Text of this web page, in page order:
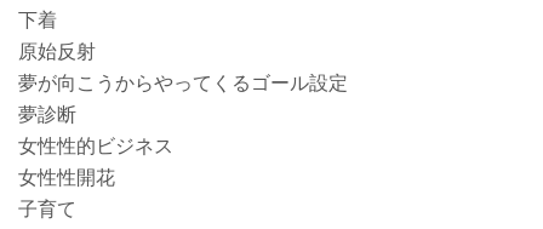
下着
原始反射
夢が向こうからやってくるゴール設定
夢診断
女性性的ビジネス
女性性開花
子育て